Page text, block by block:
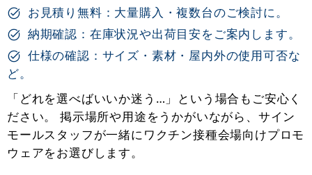
お見積り無料：大量購入・複数台のご検討に。
納期確認：在庫状況や出荷目安をご案内します。
仕様の確認：サイズ・素材・屋内外の使用可否な
ど。
「どれを選べばいいか迷う…」という場合もご安心く
ださい。 掲示場所や用途をうかがいながら、サイン
モールスタッフが一緒にワクチン接種会場向けプロモ
ウェアをお選びします。